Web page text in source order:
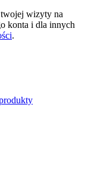
twojej wizyty na
konta i dla innych
.